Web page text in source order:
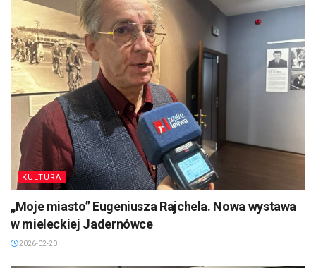
KULTURA
„Moje miasto” Eugeniusza Rajchela. Nowa wystawa
w mieleckiej Jadernówce
2026-02-20